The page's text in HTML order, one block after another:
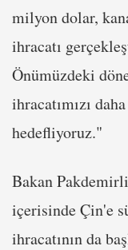
milyon dolar,
ihracatı
Önümüzdeki
ihracatımızı
hedefliyoruz."
Bakan
içerisinde Çin'e
ihracatının da